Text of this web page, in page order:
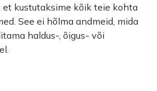
et kustutaksime kõik teie kohta
See ei hõlma andmeid, mida
haldus-, õigus- või